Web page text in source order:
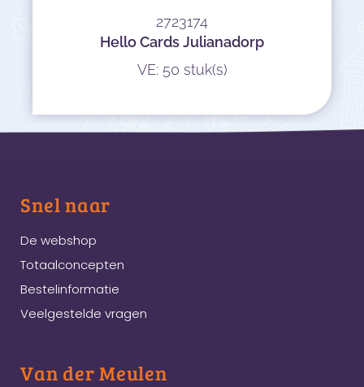
2723174
Hello Cards Julianadorp
VE: 50 stuk(s)
Snel naar
De webshop
Totaalconcepten
Bestelinformatie
Veelgestelde vragen
Van der Meulen